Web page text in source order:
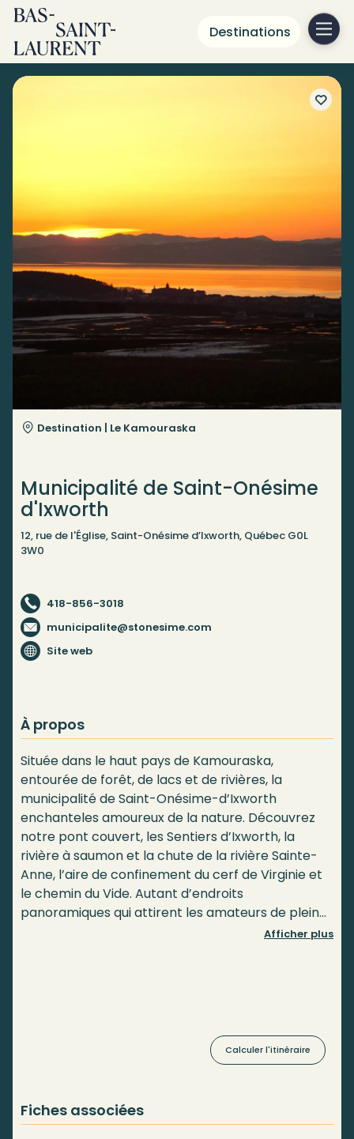
Destinations
Destination | Le Kamouraska
Municipalité de Saint-Onésime
d'Ixworth
12, rue de l'Église, Saint-Onésime d’Ixworth, Québec G0L
3W0
418-856-3018
municipalite@stonesime.com
Site web
À propos
Située dans le haut pays de Kamouraska,
entourée de forêt, de lacs et de rivières, la
municipalité de Saint-Onésime-d’Ixworth
enchanteles amoureux de la nature. Découvrez
notre pont couvert, les Sentiers d’Ixworth, la
rivière à saumon et la chute de la rivière Sainte-
Anne, l’aire de confinement du cerf de Virginie et
le chemin du Vide. Autant d’endroits
panoramiques qui attirent les amateurs de plein
Afficher plus
Calculer l'itinéraire
Fiches associées